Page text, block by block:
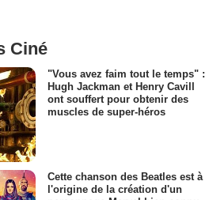
Ciné
"Vous avez faim tout le temps" :
Hugh Jackman et Henry Cavill
ont souffert pour obtenir des
muscles de super-héros
Cette chanson des Beatles est à
l'origine de la création d'un